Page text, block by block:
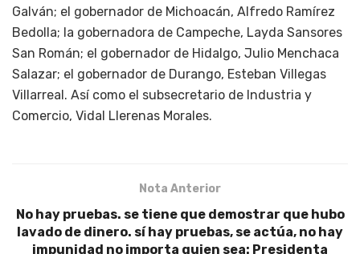
Galván; el gobernador de Michoacán, Alfredo Ramírez
Bedolla; la gobernadora de Campeche, Layda Sansores
San Román; el gobernador de Hidalgo, Julio Menchaca
Salazar; el gobernador de Durango, Esteban Villegas
Villarreal. Así como el subsecretario de Industria y
Comercio, Vidal Llerenas Morales.
Nota Anterior
No hay pruebas. se tiene que demostrar que hubo
lavado de dinero. sí hay pruebas, se actúa, no hay
impunidad no importa quien sea: Presidenta